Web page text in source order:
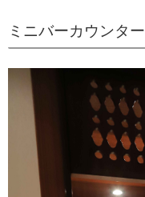
ミニバーカウンター